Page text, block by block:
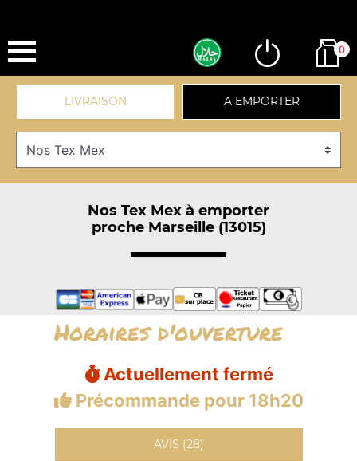
0
LIVRAISON A EMPORTER
Nos Tex Mex à emporter
proche Marseille (13015)
Horaires d'ouverture
Actuellement fermé
Précommande pour 18h20
AVIS (28)